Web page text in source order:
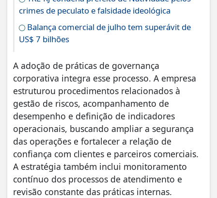
crimes de peculato e falsidade ideológica
Balança comercial de julho tem superávit de
US$ 7 bilhões
A adoção de práticas de governança
corporativa integra esse processo. A empresa
estruturou procedimentos relacionados à
gestão de riscos, acompanhamento de
desempenho e definição de indicadores
operacionais, buscando ampliar a segurança
das operações e fortalecer a relação de
confiança com clientes e parceiros comerciais.
A estratégia também inclui monitoramento
contínuo dos processos de atendimento e
revisão constante das práticas internas.